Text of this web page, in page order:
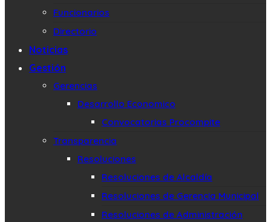
Funcionarios
Directorio
Noticias
Gestión
Gerencias
Desarrollo Economico
Convocatorias Procompite
Transparencia
Resoluciones
Resoluciones de Alcaldía
Resoluciones de Gerencia Municipal
Resoluciones de Administración